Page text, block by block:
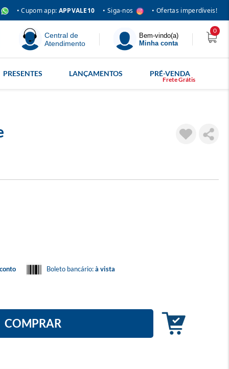
• Cupom app: APPVALE10 • Siga-nos • Ofertas imperdíveis!
Central de
Atendimento
Bem-vindo(a)
Minha conta
0
PRESENTES LANÇAMENTOS PRÉ-VENDA
Boleto bancário:à vista
COMPRAR